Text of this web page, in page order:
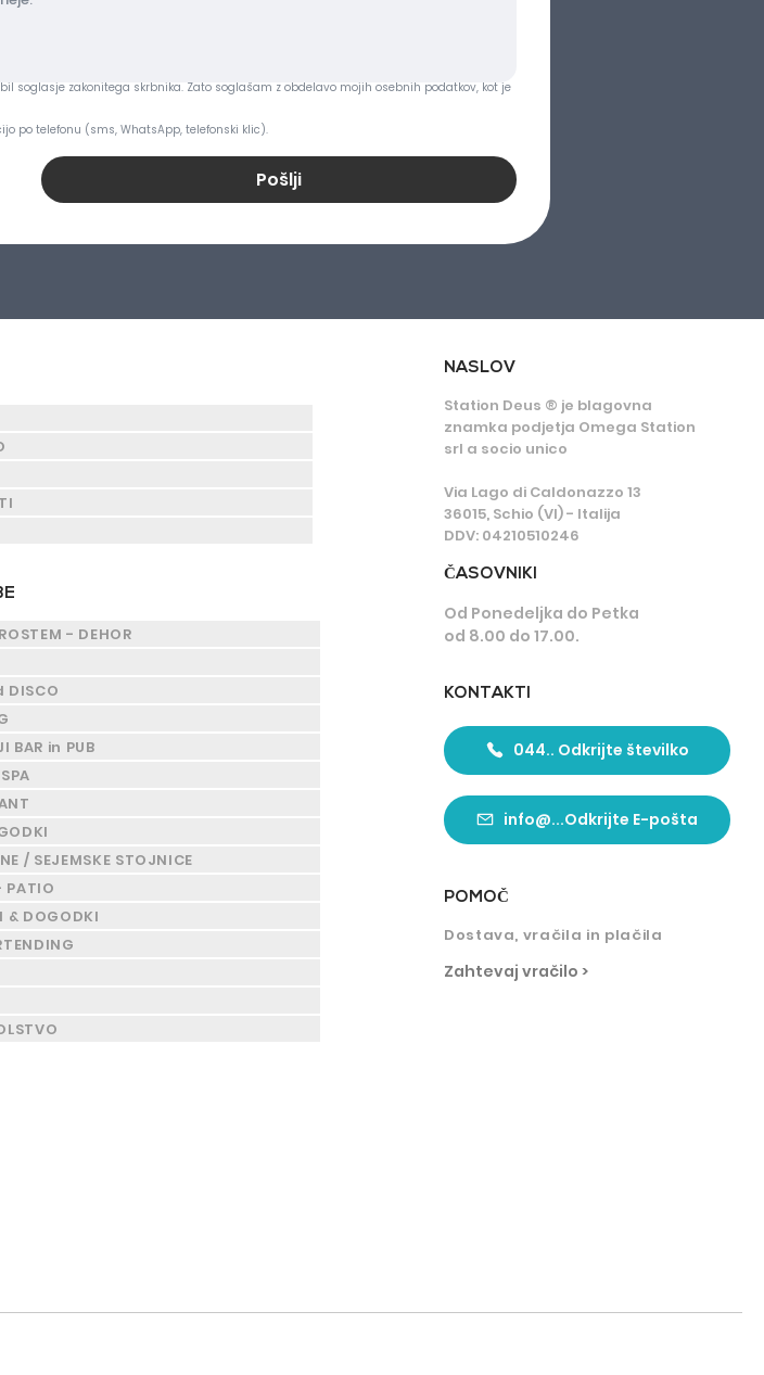
zakonitega skrbnika. Zato soglašam z obdelavo mojih osebnih podatkov, kot je
po telefonu (sms, WhatsApp, telefonski klic).
Pošlji
- DEHOR
DISCO
BAR in PUB
/ SEJEMSKE STOJNICE
PATIO
& DOGODKI
NASLOV
Station Deus ® je blagovna
znamka podjetja Omega Station
srl a socio unico
Via Lago di Caldonazzo 13
36015, Schio (VI) - Italija
DDV: 04210510246
ČASOVNIKI
Od Ponedeljka do Petka
od 8.00 do 17.00.
KONTAKTI
044.. Odkrijte številko
info@...Odkrijte E-pošta
POMOČ
Dostava, vračila in plačila
Zahtevaj vračilo >